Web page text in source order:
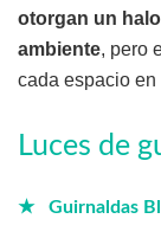
otorgan un
ambiente, pero
cada espacio en
Luces de
★ Guirnaldas